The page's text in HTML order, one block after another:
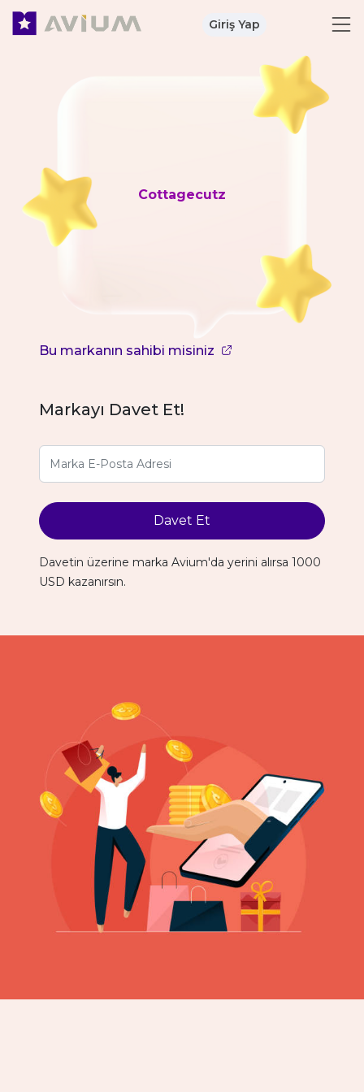
Giriş Yap
Cottagecutz
Bu markanın sahibi misiniz
Markayı Davet Et!
Davet Et
Davetin üzerine marka Avium'da yerini alırsa 1000
USD kazanırsın.